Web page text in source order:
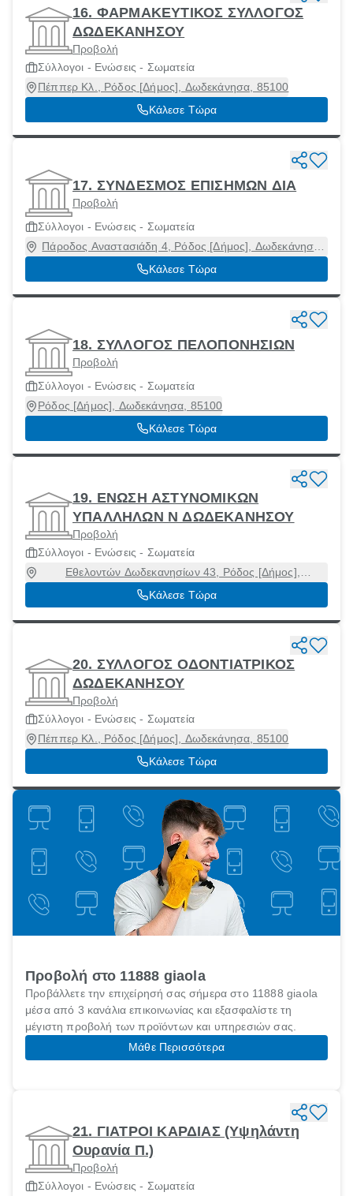
16. ΦΑΡΜΑΚΕΥΤΙΚΟΣ ΣΥΛΛΟΓΟΣ
ΔΩΔΕΚΑΝΗΣΟΥ
Προβολή
Σύλλογοι - Ενώσεις - Σωματεία
Πέππερ Κλ., Ρόδος [Δήμος], Δωδεκάνησα, 85100
Κάλεσε Τώρα
17. ΣΥΝΔΕΣΜΟΣ ΕΠΙΣΗΜΩΝ ΔΙΑ
Προβολή
Σύλλογοι - Ενώσεις - Σωματεία
Πάροδος Αναστασιάδη 4, Ρόδος [Δήμος], Δωδεκάνησα,
85100
Κάλεσε Τώρα
18. ΣΥΛΛΟΓΟΣ ΠΕΛΟΠΟΝΗΣΙΩΝ
Προβολή
Σύλλογοι - Ενώσεις - Σωματεία
Ρόδος [Δήμος], Δωδεκάνησα, 85100
Κάλεσε Τώρα
19. ΕΝΩΣΗ ΑΣΤΥΝΟΜΙΚΩΝ
ΥΠΑΛΛΗΛΩΝ Ν ΔΩΔΕΚΑΝΗΣΟΥ
Προβολή
Σύλλογοι - Ενώσεις - Σωματεία
Εθελοντών Δωδεκανησίων 43, Ρόδος [Δήμος],
Δωδεκάνησα, 85100
Κάλεσε Τώρα
20. ΣΥΛΛΟΓΟΣ ΟΔΟΝΤΙΑΤΡΙΚΟΣ
ΔΩΔΕΚΑΝΗΣΟΥ
Προβολή
Σύλλογοι - Ενώσεις - Σωματεία
Πέππερ Κλ., Ρόδος [Δήμος], Δωδεκάνησα, 85100
Κάλεσε Τώρα
Προβολή στο 11888 giaola
Προβάλλετε την επιχείρησή σας σήμερα στο 11888 giaola
μέσα από 3 κανάλια επικοινωνίας και εξασφαλίστε τη
μέγιστη προβολή των προϊόντων και υπηρεσιών σας.
Μάθε Περισσότερα
21. ΓΙΑΤΡΟΙ ΚΑΡΔΙΑΣ (Υψηλάντη
Ουρανία Π.)
Προβολή
Σύλλογοι - Ενώσεις - Σωματεία